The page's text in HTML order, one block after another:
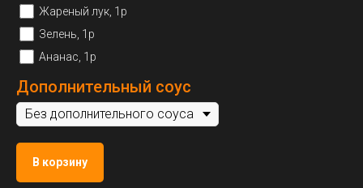
Жареный лук, 1р
Зелень, 1р
Ананас, 1р
Дополнительный соус
В корзину